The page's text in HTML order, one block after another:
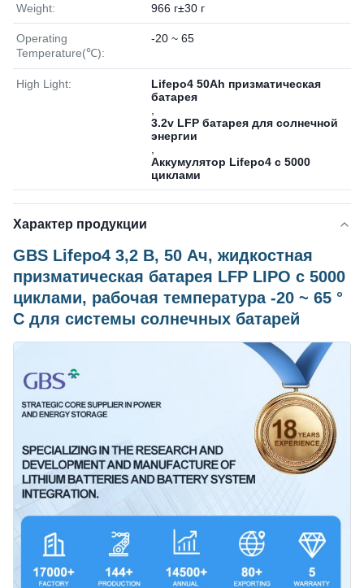
Weight: 966 г±30 г
Operating
Temperature(℃):
-20 ~ 65
High Light:
Lifepo4 50Ah призматическая
батарея
3.2v LFP батарея для солнечной
энергии
Аккумулятор Lifepo4 с 5000
циклами
Характер продукции
GBS Lifepo4 3,2 В, 50 Ач, жидкостная
призматическая батарея LFP LIPO с 5000
циклами, рабочая температура -20 ~ 65 °
C для системы солнечных батарей